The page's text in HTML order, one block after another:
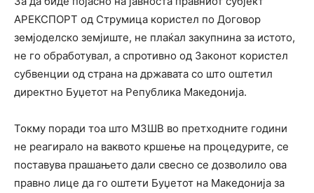
АРЕКСПОРТ од Струмица користел по Договор
земјоделско земјиште, не плаќал закупнина за истото,
не го обработувал, а спротивно од Законот користел
субвенции од страна на државата со што оштетил
директно Буџетот на Република Македонија.
Токму поради тоа што МЗШВ во претходните години
не реагирало на ваквото кршење на процедурите, се
поставува прашањето дали свесно се дозволило ова
правно лице да го оштети Буџетот на Македонија за